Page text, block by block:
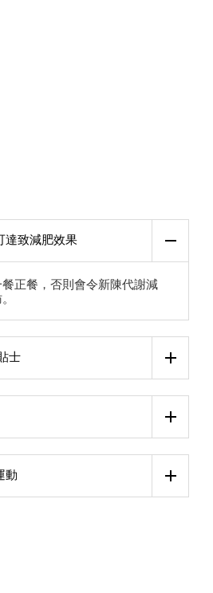
達致減肥效果
正餐，否則會令新陳代謝減
士
動